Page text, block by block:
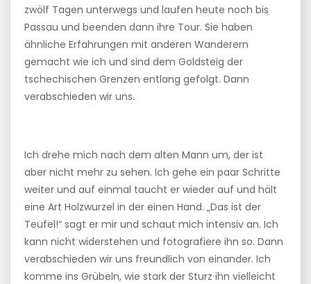
zwölf Tagen unterwegs und laufen heute noch bis
Passau und beenden dann ihre Tour. Sie haben
ähnliche Erfahrungen mit anderen Wanderern
gemacht wie ich und sind dem Goldsteig der
tschechischen Grenzen entlang gefolgt. Dann
verabschieden wir uns.
Ich drehe mich nach dem alten Mann um, der ist
aber nicht mehr zu sehen. Ich gehe ein paar Schritte
weiter und auf einmal taucht er wieder auf und hält
eine Art Holzwurzel in der einen Hand. „Das ist der
Teufel!“ sagt er mir und schaut mich intensiv an. Ich
kann nicht widerstehen und fotografiere ihn so. Dann
verabschieden wir uns freundlich von einander. Ich
komme ins Grübeln, wie stark der Sturz ihn vielleicht